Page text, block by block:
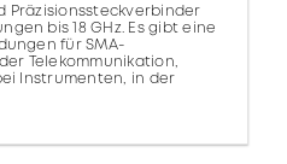
Präzisionssteckverbinder
bis 18 GHz. Es gibt eine
für SMA-
Telekommunikation,
Instrumenten, in der